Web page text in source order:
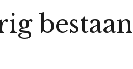
bestaan